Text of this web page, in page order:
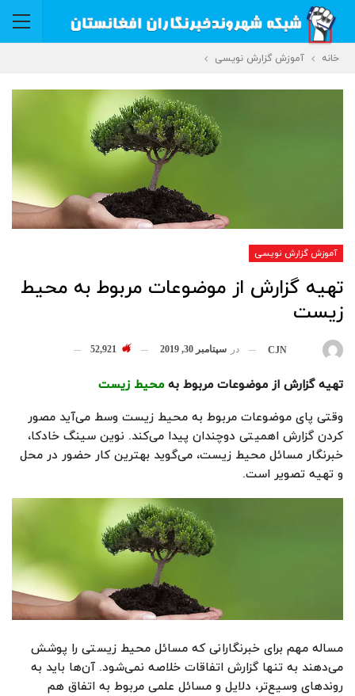
خانه آموزش گزارش نویسی
آموزش گزارش نویسی
تهیه گزارش از موضوعات مربوط به محیط
زیست
CJN در سپتامبر 30, 2019 52,921
تهیه گزارش از موضوعات مربوط به محیط زیست
وقتی پای موضوعات مربوط به محیط زیست وسط می‌آید مصور
کردن گزارش اهمیتی دوچندان پیدا می‌کند. نوین سینگ خادکا،
خبرنگار مسائل محیط زیست، می‌گوید بهترین کار حضور در محل
و تهیه تصویر است.
مساله مهم برای خبرنگارانی که مسائل محیط زیستی را پوشش
می‌دهند به تنها گزارش اتفاقات خلاصه نمی‌شود. آن‌ها باید به
روندهای وسیع‌تر، دلایل و مسائل علمی مربوط به اتفاق هم